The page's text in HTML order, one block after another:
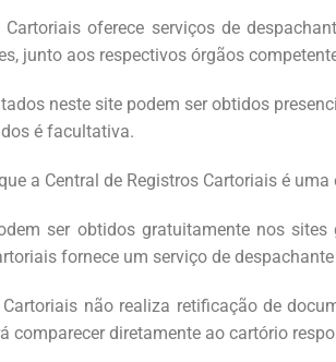
Cartoriais oferece serviços de
junto aos respectivos órgãos
neste site podem ser obtidos
é facultativa.
a Central de Registros Cartoriais é
ser obtidos gratuitamente nos
fornece um serviço de
Cartoriais não realiza retificação de
comparecer diretamente ao cartório